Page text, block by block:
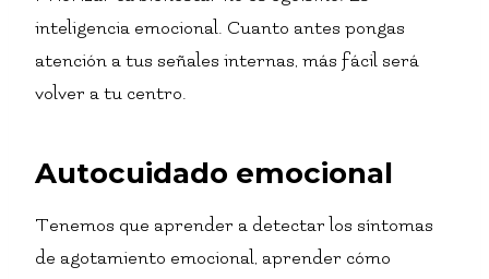
inteligencia emocional. Cuanto antes pongas
atención a tus señales internas, más fácil será
volver a tu centro.
Autocuidado emocional
Tenemos que aprender a detectar los síntomas
de agotamiento emocional, aprender cómo